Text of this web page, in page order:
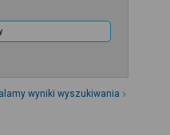
wyniki wyszukiwania